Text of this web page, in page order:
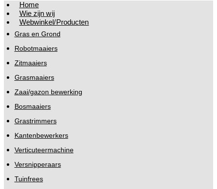
Home
Wie zijn wij
Webwinkel/Producten
Gras en Grond
Robotmaaiers
Zitmaaiers
Grasmaaiers
Zaai/gazon bewerking
Bosmaaiers
Grastrimmers
Kantenbewerkers
Verticuteermachine
Versnipperaars
Tuinfrees